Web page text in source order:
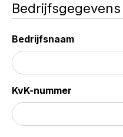
Bedrijfsgegevens
Bedrijfsnaam
KvK-nummer